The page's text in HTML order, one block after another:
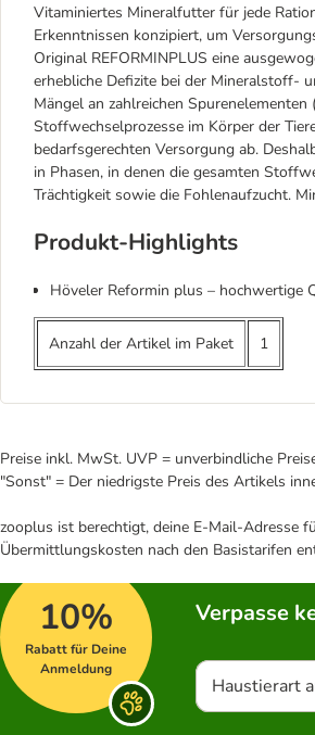
Vitaminiertes Mineralfutter für jede
Erkenntnissen konzipiert, um
Original REFORMINPLUS eine
erhebliche Defizite bei der Mineralstoff-
Mängel an zahlreichen
Stoffwechselprozesse im Körper der
bedarfsgerechten Versorgung ab.
in Phasen, in denen die gesamten
Trächtigkeit sowie die Fohlenaufzucht.
Produkt-Highlights
Höveler Reformin plus – hochwertige
Anzahl der Artikel im Paket 1
Preise inkl. MwSt. UVP = unverbindliche
"Sonst" = Der niedrigste Preis des Artikels
zooplus ist berechtigt, deine E-Mail-Adresse
Übermittlungskosten nach den Basistarifen
10%
Rabatt für Deine
Anmeldung
Verpasse
Haustierart